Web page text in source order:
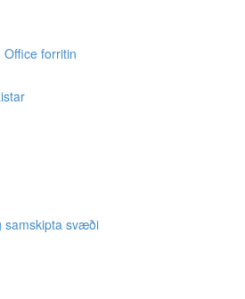
forritin
samskipta svæði